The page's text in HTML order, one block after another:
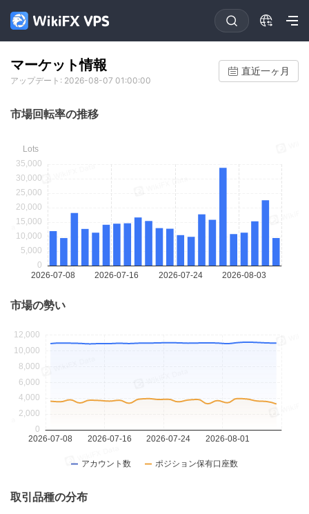
マーケット情報
アップデート: 2026-08-07 01:00:00
直近一ヶ月
市場回転率の推移
市場の勢い
取引品種の分布